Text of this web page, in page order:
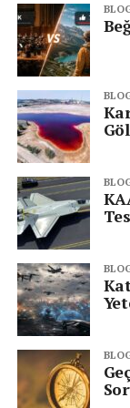
göre
Siber güvenlik
saldırılarının
dayanmadığını,
gerçekleştirdiği
tarafından
olunması
Senin